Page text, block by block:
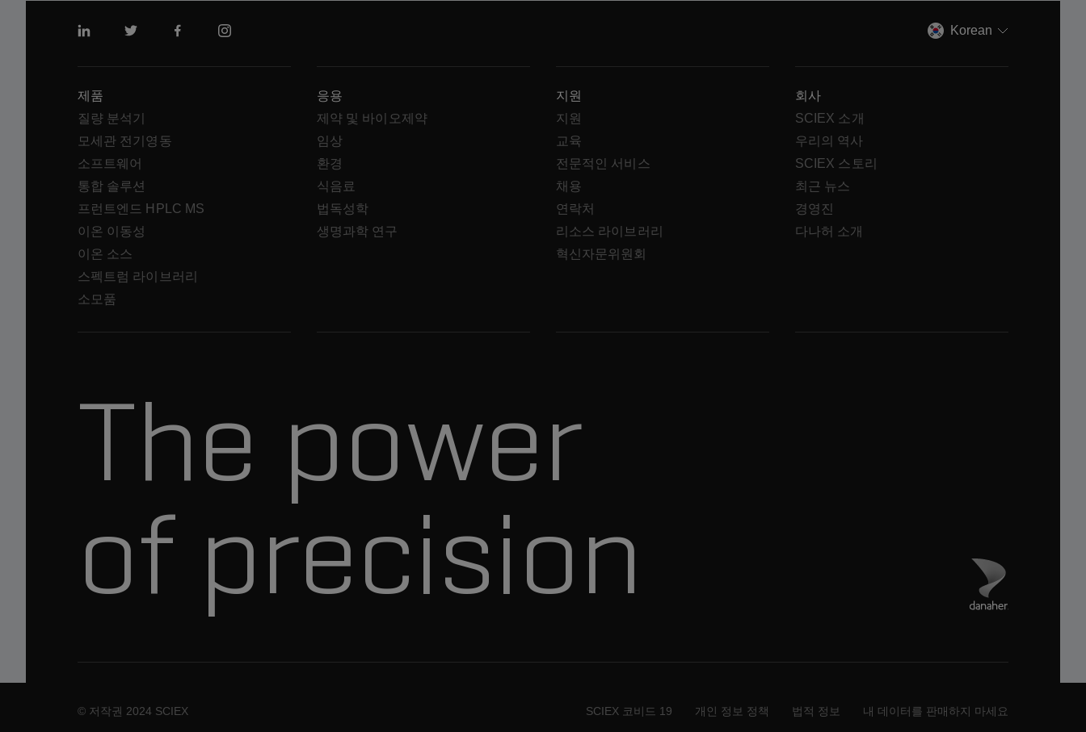
링크드인트위터 페이스북인스 타 그램 Korean
제품
질량 분석기
모세관 전기영동
소프트웨어
통합 솔루션
프런트엔드 HPLC MS
이온 이동성
이온 소스
스펙트럼 라이브러리
소모품
응용
제약 및 바이오제약
임상
환경
식음료
법독성학
생명과학 연구
지원
지원
교육
전문적인 서비스
채용
연락처
리소스 라이브러리
혁신자문위원회
회사
SCIEX 소개
우리의 역사
SCIEX 스토리
최근 뉴스
경영진
다나허 소개
The power
of precision Danaher 사이트 방
© 저작권 2024 SCIEX SCIEX 코비드 19 개인 정보 정책 법적 정보 내 데이터를 판매하지 마세요